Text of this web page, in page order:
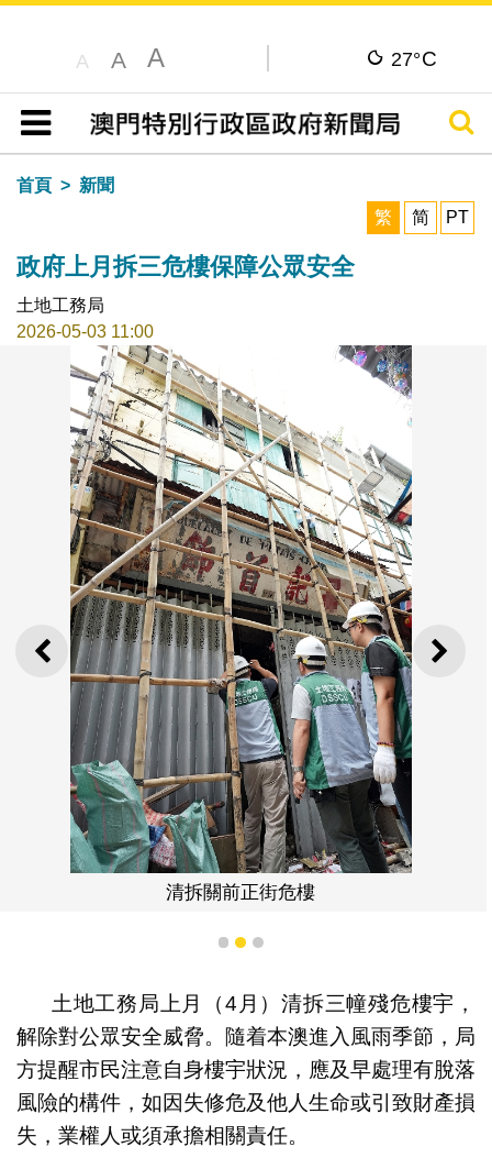
A A A 27°C
目錄
搜尋
首頁
新聞
繁
简 PT
政府上月拆三危樓保障公眾安全
土地工務局
2026-05-03 11:00
上一則 下一
清拆關前正街危樓
1 2 3
土地工務局上月（4月）清拆三幢殘危樓宇，
解除對公眾安全威脅。隨着本澳進入風雨季節，局
方提醒市民注意自身樓宇狀況，應及早處理有脫落
風險的構件，如因失修危及他人生命或引致財產損
失，業權人或須承擔相關責任。